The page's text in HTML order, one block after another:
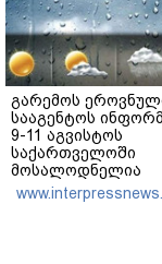
გარემოს
სააგენტოს
9-11 აგვისტოს
საქართველოში
მოსალოდნელია
დროგამოშვებით